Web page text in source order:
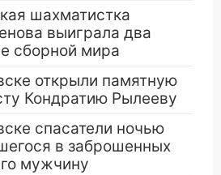
шахматистка
выиграла два
сборной мира
открыли памятную
Кондратию Рылееву
спасатели ночью
в заброшенных
мужчину